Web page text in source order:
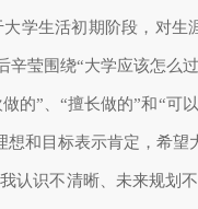
学生活初期阶段，对生
辛莹围绕“大学应该怎么过
的”、“擅长做的”和“可
和目标表示肯定，希望
认识不清晰、未来规划